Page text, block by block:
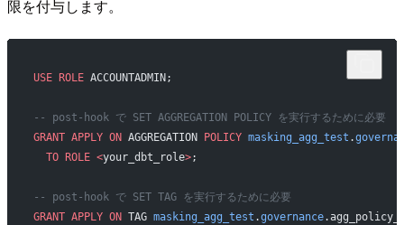
限を付与します。
USE ROLE ACCOUNTADMIN;
-- post-hook で SET AGGREGATION POLICY を実行するために必要
GRANT APPLY ON AGGREGATION POLICY masking_agg_test .
  TO
ROLE <your_dbt_role>;
-- post-hook で SET TAG を実行するために必要
GRANT APPLY ON TAG masking_agg_test .governance